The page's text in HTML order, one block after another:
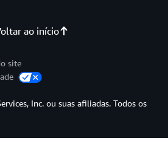
ao início
site
Inc. ou suas afiliadas. Todos os